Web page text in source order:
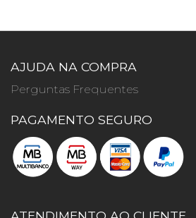
AJUDA NA COMPRA
Perguntas Frequentes
PAGAMENTO SEGURO